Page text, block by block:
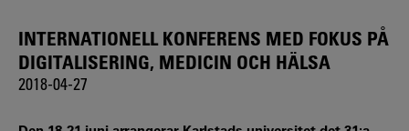
INTERNATIONELL KONFERENS MED FOKUS PÅ
DIGITALISERING, MEDICIN OCH HÄLSA
2018-04-27